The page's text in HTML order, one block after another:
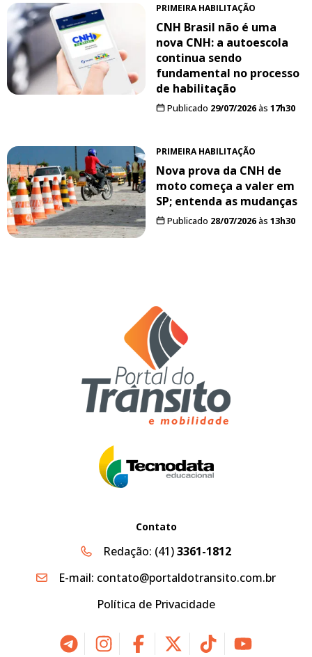
PRIMEIRA HABILITAÇÃO
CNH Brasil não é uma
nova CNH: a autoescola
continua sendo
fundamental no processo
de habilitação
Publicado 29/07/2026às 17h30
PRIMEIRA HABILITAÇÃO
Nova prova da CNH de
moto começa a valer em
SP; entenda as mudanças
Publicado 28/07/2026às 13h30
Contato
Redação: (41)3361-1812
E-mail: contato@portaldotransito.com.br
Política de Privacidade